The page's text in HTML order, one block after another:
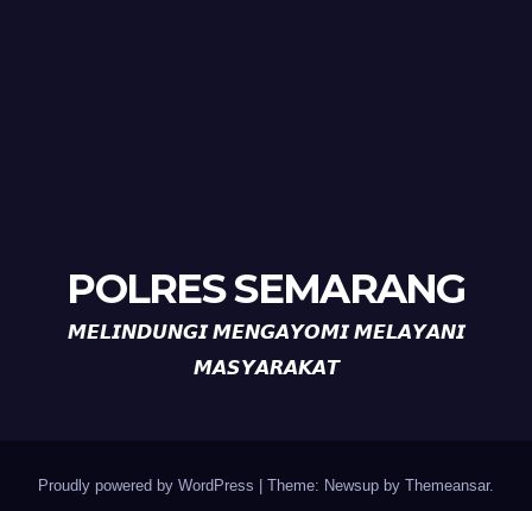
POLRES SEMARANG
𝙈𝙀𝙇𝙄𝙉𝘿𝙐𝙉𝙂𝙄 𝙈𝙀𝙉𝙂𝘼𝙔𝙊𝙈𝙄 𝙈𝙀𝙇𝘼𝙔𝘼𝙉𝙄
𝙈𝘼𝙎𝙔𝘼𝙍𝘼𝙆𝘼𝙏
Proudly powered by WordPress Theme: Newsup by Themeansar.